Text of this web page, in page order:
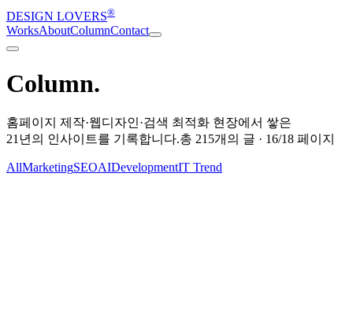
DESIGN LOVERS®
WorksAboutColumnContact
Column.
홈페이지 제작·웹디자인·검색 최적화 현장에서 쌓은
21년의 인사이트를 기록합니다.총 215개의 글 · 16/18 페이지
AllMarketingSEOAIDevelopmentIT Trend